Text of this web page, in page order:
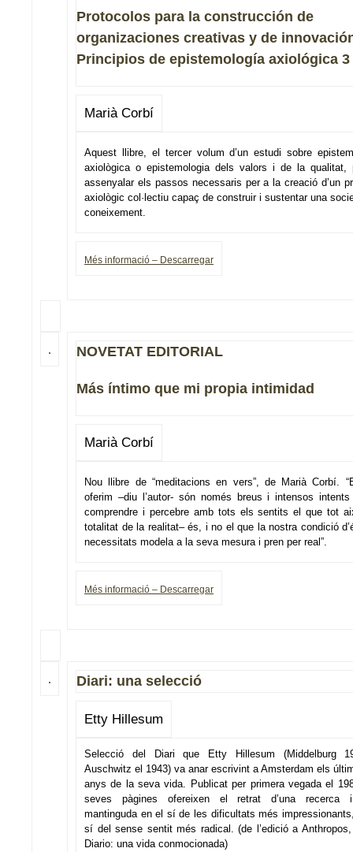
Protocolos para la construcción de
organizaciones creativas y de
Principios de epistemología axiológica 3
Marià Corbí
Aquest llibre, el tercer volum d’un estudi sobre
axiològica o epistemologia dels valors i de la qualitat,
assenyalar els passos necessaris per a la creació d’un
axiològic col·lectiu capaç de construir i sustentar una
coneixement.
Més informació – Descarregar
NOVETAT EDITORIAL
Más íntimo que mi propia intimidad
Marià Corbí
Nou llibre de “meditacions en vers”, de Marià Corbí.
oferim –diu l’autor- són només breus i intensos
comprendre i percebre amb tots els sentits el que tot
totalitat de la realitat– és, i no el que la nostra condició
necessitats modela a la seva mesura i pren per real”.
Més informació – Descarregar
Diari: una selecció
Etty Hillesum
Selecció del Diari que Etty Hillesum (Middelburg
Auschwitz el 1943) va anar escrivint a Amsterdam els
anys de la seva vida. Publicat per primera vegada el
seves pàgines ofereixen el retrat d’una recerca
mantinguda en el sí de les dificultats més
sí del sense sentit més radical. (de l’edició a
Diario: una vida conmocionada)